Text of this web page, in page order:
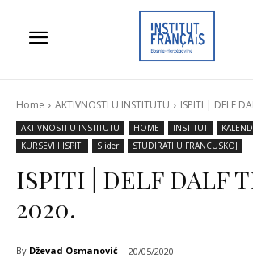
Home AKTIVNOSTI U INSTITUTU ISPITI | DELF
AKTIVNOSTI U INSTITUTU HOME INSTITUT
KURSEVI I ISPITI
Slider STUDIRATI U FRANCUSKOJ
ISPITI | DELF DALF
2020.
By Dževad Osmanović 20/05/2020